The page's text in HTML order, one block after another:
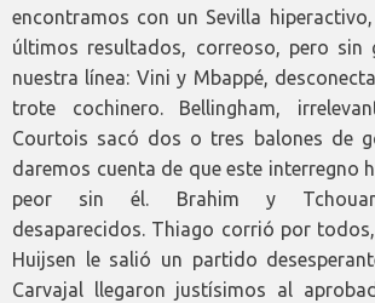
encontramos con un Sevilla
últimos resultados, correoso, pero sin
nuestra línea: Vini y Mbappé,
trote cochinero. Bellingham,
Courtois sacó dos o tres balones de
daremos cuenta de que este interregno
peor sin él. Brahim y
desaparecidos. Thiago corrió por
Huijsen le salió un partido
Carvajal llegaron justísimos al